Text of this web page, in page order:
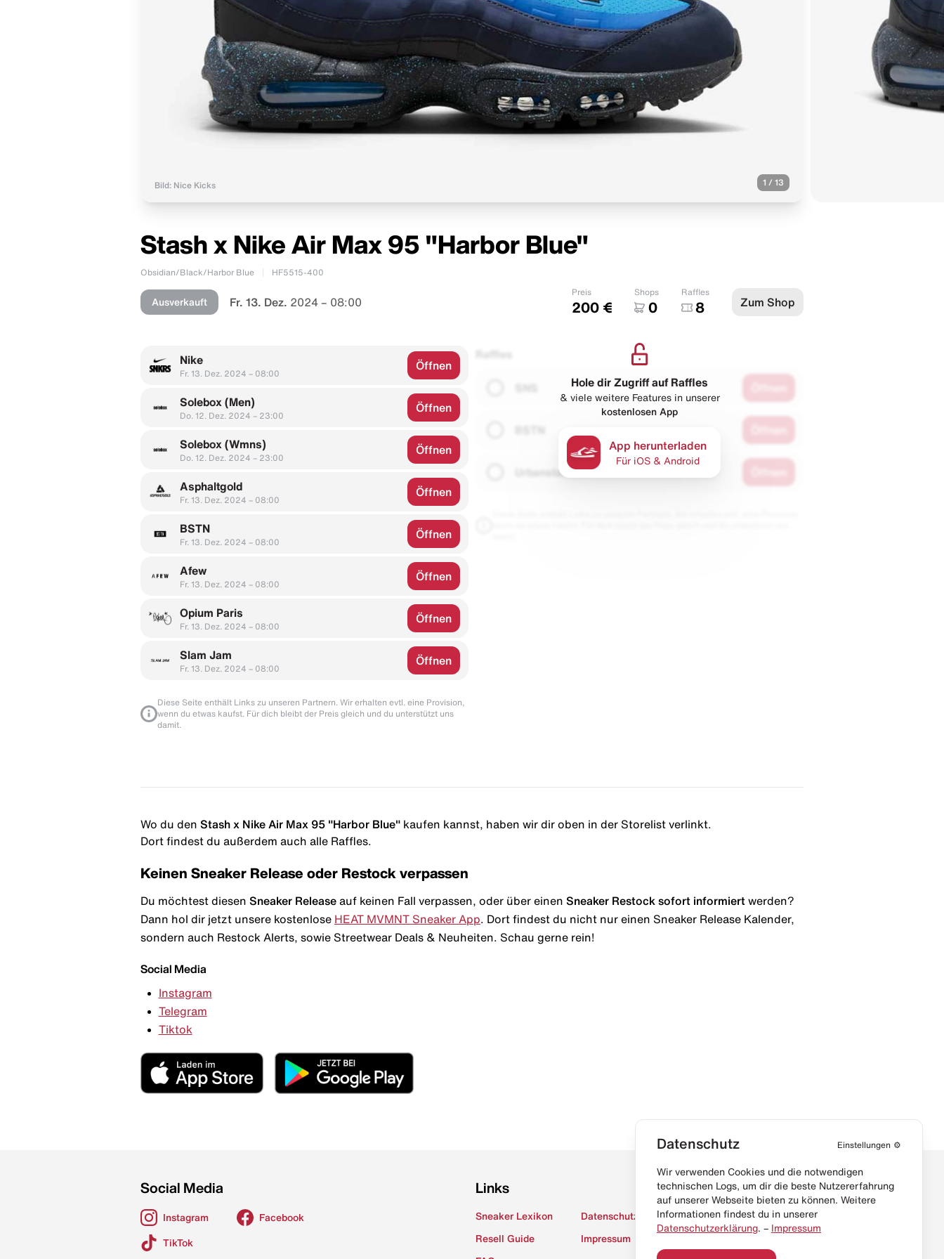
Bild: Nice Kicks 1 / 13
Stash x Nike Air Max 95 "Harbor Blue"
Obsidian/Black/Harbor Blue HF5515-400
Ausverkauft Fr. 13. Dez. 2024 – 08:00
Preis
200 €
Shops
0
Raffles
8 Zum Shop
Nike
Fr. 13. Dez. 2024 – 08:00
Öffnen
Solebox (Men)
Do. 12. Dez. 2024 – 23:00
Öffnen
Solebox (Wmns)
Do. 12. Dez. 2024 – 23:00
Öffnen
Asphaltgold
Fr. 13. Dez. 2024 – 08:00
Öffnen
BSTN
Fr. 13. Dez. 2024 – 08:00
Öffnen
Afew
Fr. 13. Dez. 2024 – 08:00
Öffnen
Opium Paris
Fr. 13. Dez. 2024 – 08:00
Öffnen
Slam Jam
Fr. 13. Dez. 2024 – 08:00
Öffnen
Diese Seite enthält Links zu unseren Partnern. Wir erhalten evtl. eine Provision,
wenn du etwas kaufst. Für dich bleibt der Preis gleich und du unterstützt uns
damit.
Raffles
Urbanstaroma
Hole dir Zugriff auf Raffles
& viele weitere Features in unserer
kostenlosen App
App herunterladen
Für iOS & Android
Wo du den Stash x Nike Air Max 95 "Harbor Blue" kaufen kannst, haben wir dir oben in der Storelist verlinkt.
Dort findest du außerdem auch alle Raffles.
Keinen Sneaker Release oder Restock verpassen
Du möchtest diesen Sneaker Release auf keinen Fall verpassen, oder über einen Sneaker Restock sofort informiert werden?
Dann hol dir jetzt unsere kostenlose HEAT MVMNT Sneaker App . Dort findest du nicht nur einen Sneaker Release Kalender,
sondern auch Restock Alerts, sowie Streetwear Deals & Neuheiten. Schau gerne rein!
Social Media
Instagram
Telegram
Tiktok
Social Media
Instagram
TikTok
Facebook
Links
Sneaker Lexikon
Resell Guide
Datenschutz
Impressum
Datenschutz Einstellungen ⚙️
Wir verwenden Cookies und die notwendigen
technischen Logs, um dir die beste Nutzererfahrung
auf unserer Webseite bieten zu können. Weitere
Informationen findest du in unserer
Datenschutzerklärung. – Impressum